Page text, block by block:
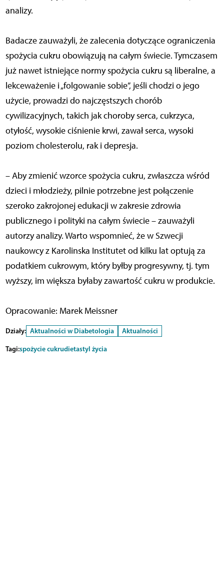
analizy.
Badacze zauważyli, że zalecenia dotyczące ograniczenia
spożycia cukru obowiązują na całym świecie. Tymczasem
już nawet istniejące normy spożycia cukru są liberalne, a
lekceważenie i „folgowanie sobie”, jeśli chodzi o jego
użycie, prowadzi do najczęstszych chorób
cywilizacyjnych, takich jak choroby serca, cukrzyca,
otyłość, wysokie ciśnienie krwi, zawał serca, wysoki
poziom cholesterolu, rak i depresja.
– Aby zmienić wzorce spożycia cukru, zwłaszcza wśród
dzieci i młodzieży, pilnie potrzebne jest połączenie
szeroko zakrojonej edukacji w zakresie zdrowia
publicznego i polityki na całym świecie – zauważyli
autorzy analizy. Warto wspomnieć, że w Szwecji
naukowcy z Karolinska Institutet od kilku lat optują za
podatkiem cukrowym, który byłby progresywny, tj. tym
wyższy, im większa byłaby zawartość cukru w produkcie.
Opracowanie: Marek Meissner
Działy: Aktualności w Diabetologia
Aktualności
Tagi:spożycie cukrudietastyl życia